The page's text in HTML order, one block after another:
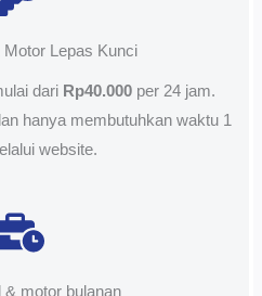
Lepas Kunci
dari Rp40.000 per 24 jam.
hanya membutuhkan waktu 1
website.
& motor bulanan